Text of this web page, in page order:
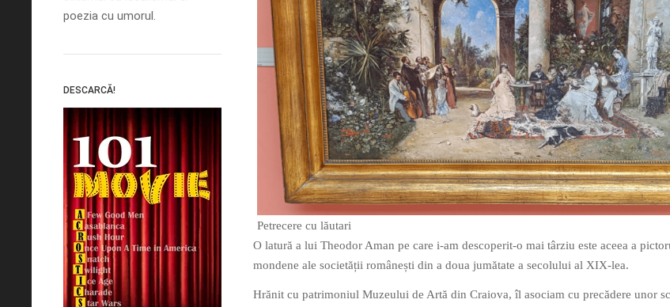
poezia cu umorul.
DESCARCĂ!
Petrecere cu lăutari
O latură a lui Theodor Aman pe care i-am descoperit-o mai târziu este aceea a
mondene ale societății românești din a doua jumătate a secolului al XIX-lea.
Hrănit cu patrimoniul Muzeului de Artă din Craiova, îl asociam cu precădere unor